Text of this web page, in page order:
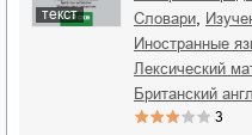
текст
словари
иностранные
лексический
британский
3